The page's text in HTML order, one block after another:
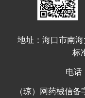
地址：海口市南
标
电话
（琼）网药械信